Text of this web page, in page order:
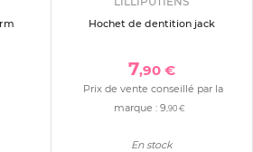
Hochet de dentition jack
7,90 €
Prix de vente conseillé par la
marque :9,90 €
En stock